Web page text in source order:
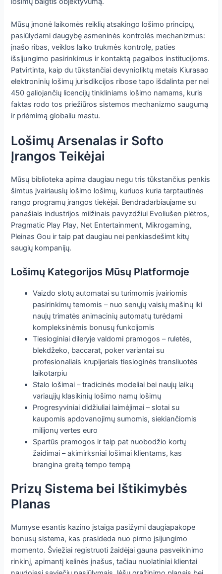
Mūsų įmonė laikomės reiklių atsakingo lošimo principų,
pasiūlydami daugybę asmeninės kontrolės mechanizmus:
įnašo ribas, veiklos laiko trukmės kontrolę, paties
išsijungimo pasirinkimus ir kontaktą pagalbos institucijoms.
Patvirtinta, kaip du tūkstančiai devynioliktų metais Kiurasao
elektroninių lošimų jurisdikcijos ribose tapo išdalinta per nei
450 galiojančių licencijų tinkliniams lošimo namams, kuris
faktas rodo tos priežiūros sistemos mechanizmo saugumą
ir priėmimą globaliu mastu.
Lošimų Arsenalas ir Softo
Įrangos Teikėjai
Mūsų biblioteka apima daugiau negu tris tūkstančius penkis
šimtus įvairiausių lošimo lošimų, kuriuos kuria tarptautinės
rango programų įrangos tiekėjai. Bendradarbiaujame su
panašiais industrijos milžinais pavyzdžiui Evoliušen plėtros,
Pragmatic Play Play, Net Entertainment, Mikrogaming,
Pleinas Gou ir taip pat daugiau nei penkiasdešimt kitų
saugių kompanijų.
Lošimų Kategorijos Mūsų Platformoje
Vaizdo slotų automatai su turimomis įvairiomis
pasirinkimų temomis – nuo senųjų vaisių mašinų iki
naujų trimatės animacinių automatų turėdami
kompleksinėmis bonusų funkcijomis
Tiesioginiai dileryje valdomi pramogos – ruletės,
blekdžeko, baccarat, poker variantai su
profesionaliais krupijeriais tiesioginės transliuotės
laikotarpiu
Stalo lošimai – tradicinės modeliai bei naujų laikų
variацijų klasikinių lošimo namų lošimų
Progresyviniai didžiuliai laimėjimai – slotai su
kaupomis apdovanojimų sumomis, siekiančiomis
milijonų vertes euro
Spartūs pramogos ir taip pat nuobodžio kortų
žaidimai – akimirksniai lošimai klientams, kas
brangina greitą tempo tempą
Prizų Sistema bei Ištikimybės
Planas
Mumyse esantis kazino įstaiga pasižymi daugiapakope
bonusų sistema, kas prasideda nuo pirmo įsijungimo
momento. Šviežiai registruoti žaidėjai gauna pasveikinimo
rinkinį, apimantį kelinės įnašus, tačiau nuolatiniai klientai